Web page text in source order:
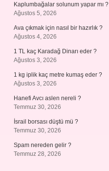
Kaplumbağalar solunum yapar mı ?
Ağustos 5, 2026
Ava çıkmak için nasıl bir hazırlık ?
Ağustos 4, 2026
1 TL kaç Karadağ Dinarı eder ?
Ağustos 3, 2026
1 kg iplik kaç metre kumaş eder ?
Ağustos 3, 2026
Hanefi Avcı aslen nereli ?
Temmuz 30, 2026
İsrail borsası düştü mü ?
Temmuz 30, 2026
Spam nereden gelir ?
Temmuz 28, 2026